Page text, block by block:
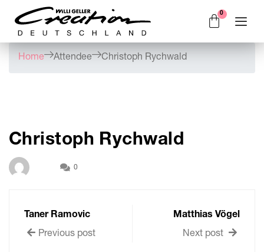
Home Attendee Christoph Rychwald
Christoph Rychwald
0
Taner Ramovic
Previous post
Matthias Vögel
Next post